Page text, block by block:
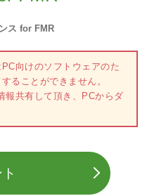
ス for FMR
向けのソフトウェアのた
ることができません。
報共有して頂き、PCからダ